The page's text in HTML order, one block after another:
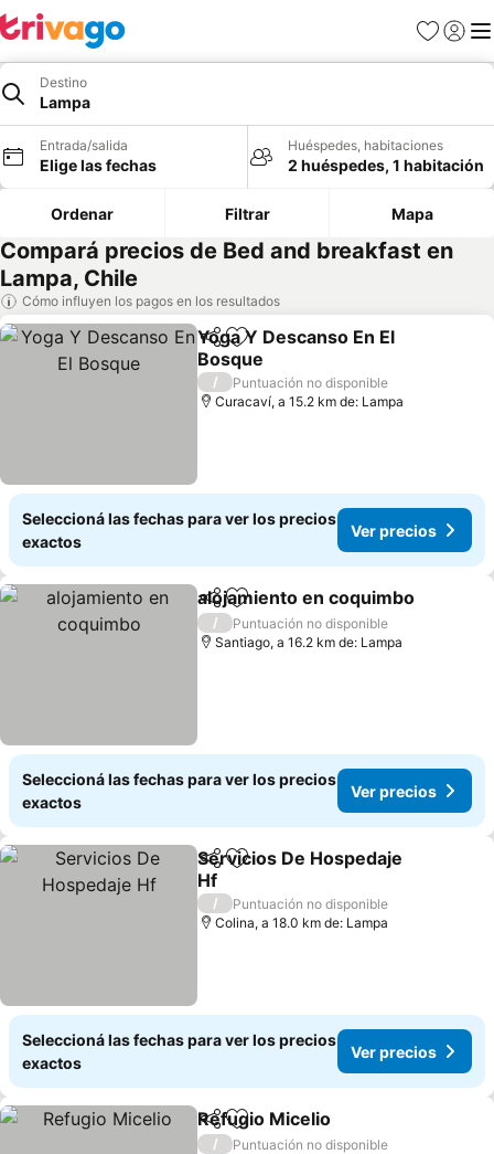
Favoritos
Iniciar
Destino
Lampa
Entrada/salida
Elige las fechas
Huéspedes, habitaciones
2 huéspedes, 1 habitación
Ordenar Filtrar Mapa
Compará precios de Bed and breakfast en
Lampa, Chile
Cómo influyen los pagos en los resultados
CompartirAñadir a favoritos
Yoga Y Descanso En El
Bosque
Ver precios
/
Puntuación no disponible
Curacaví, a 15.2 km de: Lampa
Seleccioná las fechas para ver los precios
exactos
Ver precios
CompartirAñadir a favoritos
alojamiento en coquimbo
/
Puntuación no disponible
Santiago, a 16.2 km de: Lampa
Seleccioná las fechas para ver los precios
exactos
Ver precios
CompartirAñadir a favoritos
Servicios De Hospedaje
Hf
Ver precios
/
Puntuación no disponible
Colina, a 18.0 km de: Lampa
Seleccioná las fechas para ver los precios
exactos
Ver precios
CompartirAñadir a favoritos
Refugio Micelio
/
Puntuación no disponible